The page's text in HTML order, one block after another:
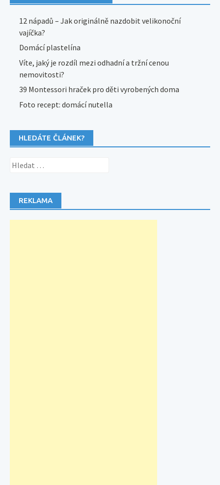
12 nápadů – Jak originálně nazdobit velikonoční
vajíčka?
Domácí plastelína
Víte, jaký je rozdíl mezi odhadní a tržní cenou
nemovitosti?
39 Montessori hraček pro děti vyrobených doma
Foto recept: domácí nutella
HLEDÁTE ČLÁNEK?
Vyhledávání
REKLAMA